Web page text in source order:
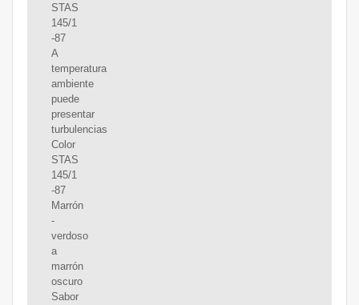
STAS
145/1
-87
A
temperatura
ambiente
puede
presentar
turbulencias
Color
STAS
145/1
-87
Marrón
-
verdoso
a
marrón
oscuro
Sabor